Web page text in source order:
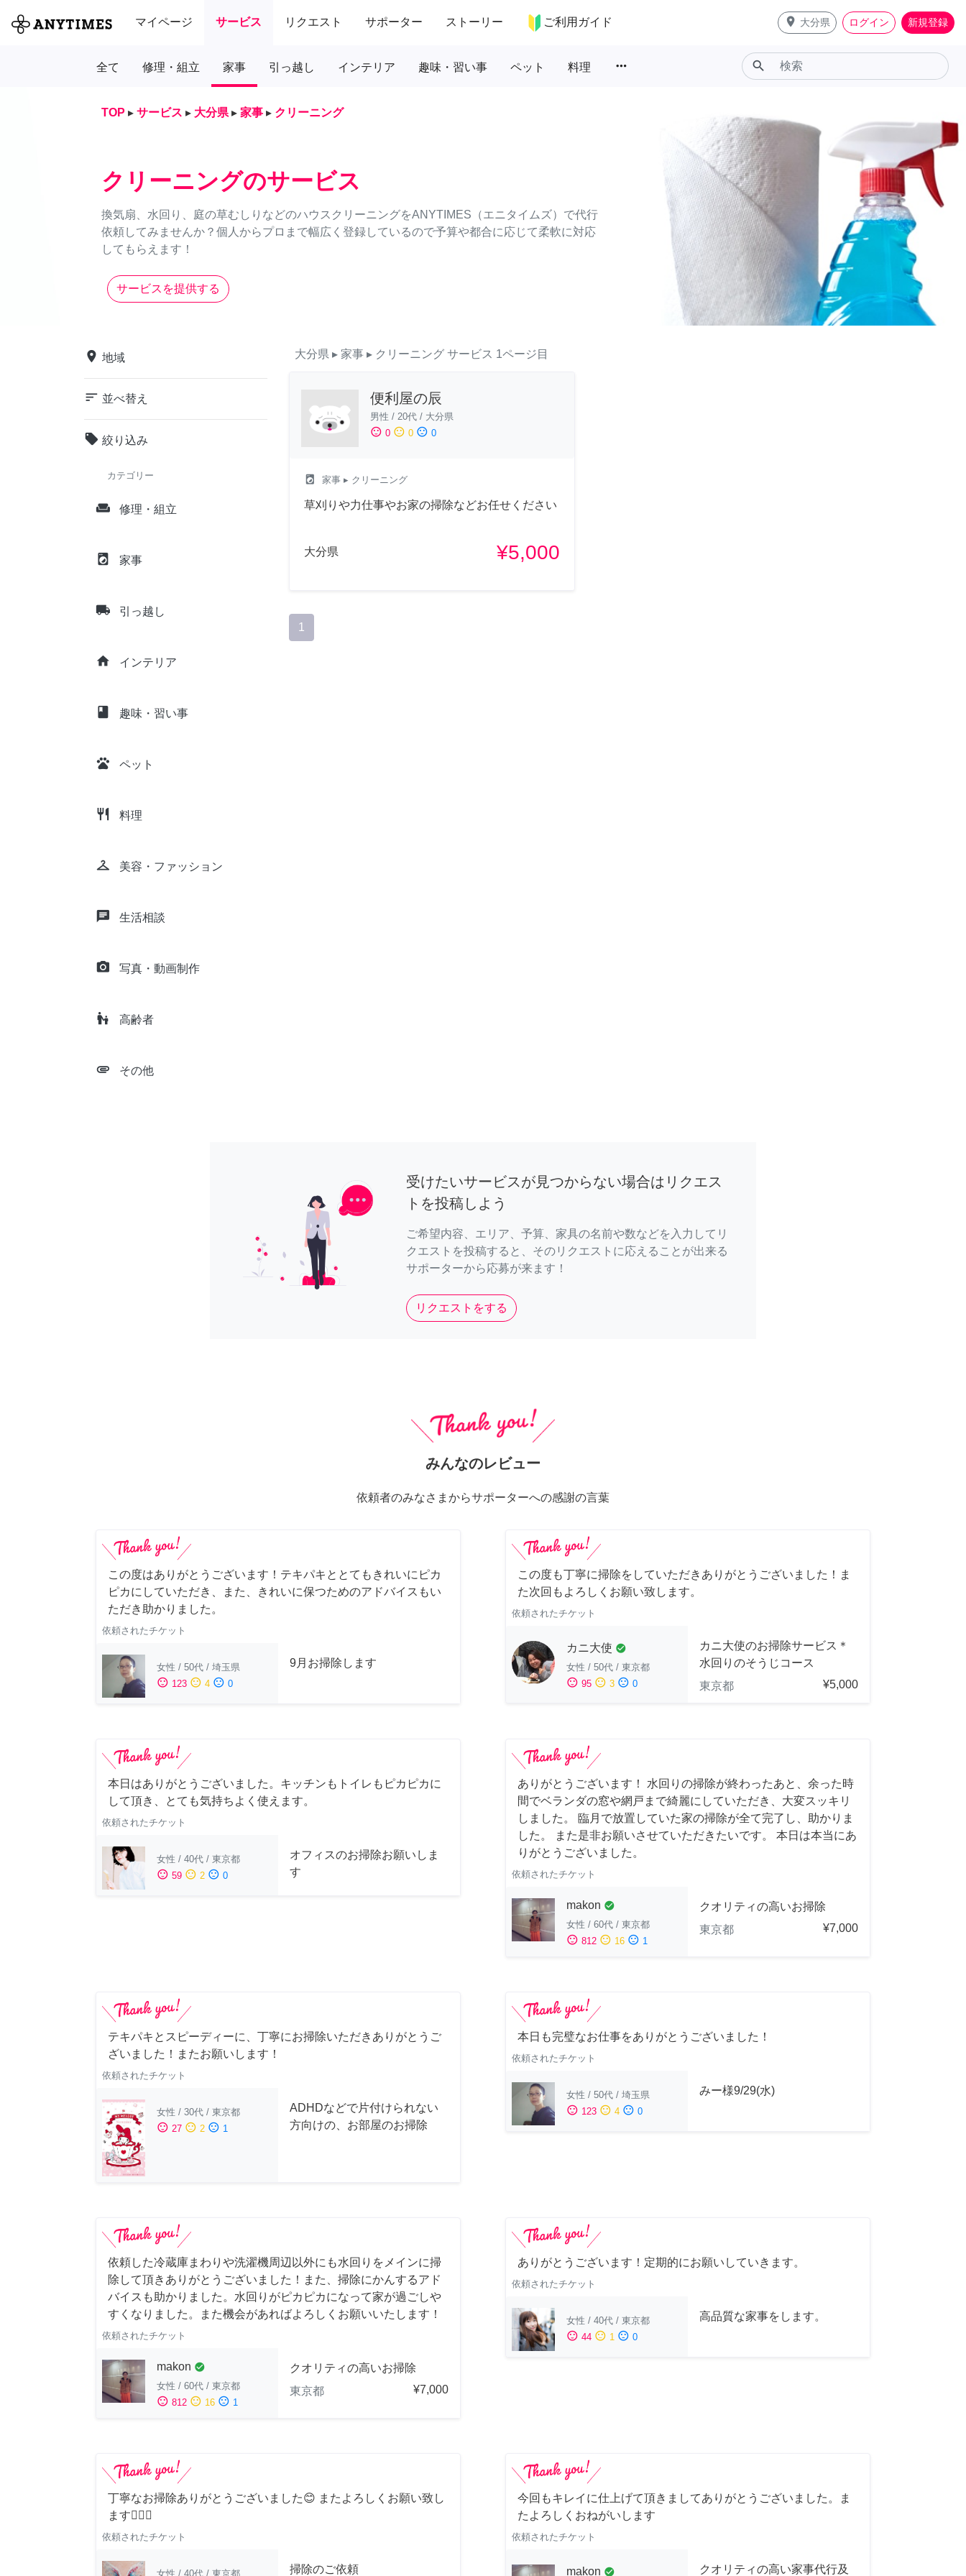
マイページ サービス リクエスト サポーター ストーリー ご利用ガイド place 大分県 ログイン 新規登録
全て 修理・組立 家事 引っ越し インテリア 趣味・習い事 ペット 料理 more_horiz search
TOP ▸ サービス ▸ 大分県 ▸ 家事 ▸ クリーニング
クリーニングのサービス
換気扇、水回り、庭の草むしりなどのハウスクリーニングをANYTIMES（エニタイムズ）で代行
依頼してみませんか？個人からプロまで幅広く登録しているので予算や都合に応じて柔軟に対応
してもらえます！
サービスを提供する
place 地域
sort 並べ替え
local_offer 絞り込み
カテゴリー
weekend 修理・組立
local_laundry_service 家事
local_shipping 引っ越し
home インテリア
class 趣味・習い事
pets ペット
restaurant 料理
checkroom 美容・ファッション
chat 生活相談
camera_alt 写真・動画制作
escalator_warning 高齢者
attachment その他
大分県 ▸ 家事 ▸ クリーニング サービス 1ページ目
便利屋の辰
男性 / 20代 / 大分県
sentiment_satisfied 0 sentiment_neutral 0 sentiment_dissatisfied 0
local_laundry_service 家事 ▸ クリーニング
草刈りや力仕事やお家の掃除などお任せください
大分県 ¥5,000
1
受けたいサービスが見つからない場合はリクエス
トを投稿しよう
ご希望内容、エリア、予算、家具の名前や数などを入力してリ
クエストを投稿すると、そのリクエストに応えることが出来る
サポーターから応募が来ます！
リクエストをする
みんなのレビュー
依頼者のみなさまからサポーターへの感謝の言葉
この度はありがとうございます！テキパキととてもきれいにピカ
ピカにしていただき、また、きれいに保つためのアドバイスもい
ただき助かりました。
依頼されたチケット
女性 / 50代 / 埼玉県
sentiment_satisfied 123 sentiment_neutral 4 sentiment_dissatisfied 0
9月お掃除します
この度も丁寧に掃除をしていただきありがとうございました！ま
た次回もよろしくお願い致します。
依頼されたチケット
カニ大使 check_circle
女性 / 50代 / 東京都
sentiment_satisfied 95 sentiment_neutral 3 sentiment_dissatisfied 0
カニ大使のお掃除サービス＊
水回りのそうじコース
東京都
¥5,000
本日はありがとうございました。キッチンもトイレもピカピカに
して頂き、とても気持ちよく使えます。
依頼されたチケット
女性 / 40代 / 東京都
sentiment_satisfied 59 sentiment_neutral 2 sentiment_dissatisfied 0
オフィスのお掃除お願いしま
す
ありがとうございます！ 水回りの掃除が終わったあと、余った時
間でベランダの窓や網戸まで綺麗にしていただき、大変スッキリ
しました。 臨月で放置していた家の掃除が全て完了し、助かりま
した。 また是非お願いさせていただきたいです。 本日は本当にあ
りがとうございました。
依頼されたチケット
makon check_circle
女性 / 60代 / 東京都
sentiment_satisfied 812 sentiment_neutral 16 sentiment_dissatisfied 1
クオリティの高いお掃除
東京都
¥7,000
テキパキとスピーディーに、丁寧にお掃除いただきありがとうご
ざいました！またお願いします！
依頼されたチケット
女性 / 30代 / 東京都
sentiment_satisfied 27 sentiment_neutral 2 sentiment_dissatisfied 1
ADHDなどで片付けられない
方向けの、お部屋のお掃除
本日も完璧なお仕事をありがとうございました！
依頼されたチケット
女性 / 50代 / 埼玉県
sentiment_satisfied 123 sentiment_neutral 4 sentiment_dissatisfied 0
みー様9/29(水)
依頼した冷蔵庫まわりや洗濯機周辺以外にも水回りをメインに掃
除して頂きありがとうございました！また、掃除にかんするアド
バイスも助かりました。水回りがピカピカになって家が過ごしや
すくなりました。また機会があればよろしくお願いいたします！
依頼されたチケット
makon check_circle
女性 / 60代 / 東京都
sentiment_satisfied 812 sentiment_neutral 16 sentiment_dissatisfied 1
クオリティの高いお掃除
東京都
¥7,000
ありがとうございます！定期的にお願いしていきます。
依頼されたチケット
女性 / 40代 / 東京都
sentiment_satisfied 44 sentiment_neutral 1 sentiment_dissatisfied 0
高品質な家事をします。
丁寧なお掃除ありがとうございました😊 またよろしくお願い致し
ます🙆‍♀️✨
依頼されたチケット
女性 / 40代 / 東京都 掃除のご依頼
今回もキレイに仕上げて頂きましてありがとうございました。ま
たよろしくおねがいします
依頼されたチケット
makon check_circle クオリティの高い家事代行及